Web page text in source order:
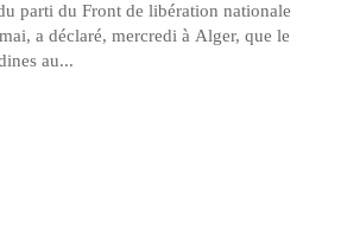
parti du Front de libération nationale
a déclaré, mercredi à Alger, que le
au...